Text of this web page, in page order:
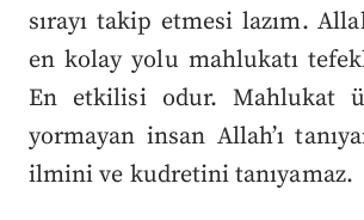
sırayı takip etmesi lazım.
en kolay yolu mahlukatı
En etkilisi odur. Mahlukat
yormayan insan Allah’ı
ilmini ve kudretini tanıyamaz.